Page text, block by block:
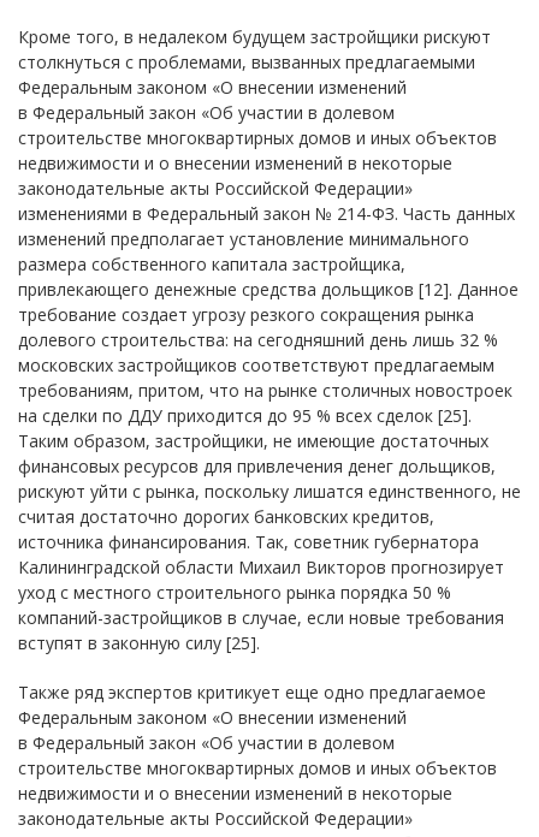
Кроме того, в недалеком будущем застройщики рискуют
столкнуться с проблемами, вызванных предлагаемыми
Федеральным законом «О внесении изменений
в Федеральный закон «Об участии в долевом
строительстве многоквартирных домов и иных объектов
недвижимости и о внесении изменений в некоторые
законодательные акты Российской Федерации»
изменениями в Федеральный закон № 214-ФЗ. Часть данных
изменений предполагает установление минимального
размера собственного капитала застройщика,
привлекающего денежные средства дольщиков [12]. Данное
требование создает угрозу резкого сокращения рынка
долевого строительства: на сегодняшний день лишь 32 %
московских застройщиков соответствуют предлагаемым
требованиям, притом, что на рынке столичных новостроек
на сделки по ДДУ приходится до 95 % всех сделок [25].
Таким образом, застройщики, не имеющие достаточных
финансовых ресурсов для привлечения денег дольщиков,
рискуют уйти с рынка, поскольку лишатся единственного, не
считая достаточно дорогих банковских кредитов,
источника финансирования. Так, советник губернатора
Калининградской области Михаил Викторов прогнозирует
уход с местного строительного рынка порядка 50 %
компаний-застройщиков в случае, если новые требования
вступят в законную силу [25].
Также ряд экспертов критикует еще одно предлагаемое
Федеральным законом «О внесении изменений
в Федеральный закон «Об участии в долевом
строительстве многоквартирных домов и иных объектов
недвижимости и о внесении изменений в некоторые
законодательные акты Российской Федерации»